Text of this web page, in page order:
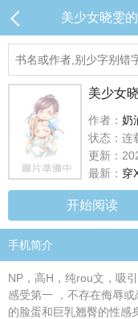
美少女晓雯
美少女
作者： 奶
状态：连
更新：
最新： 穿X
开始阅读
手机简介
NP，高H，纯rou文，吸
感受第一 ，不存在侮辱
的脸蛋和巨乳翘臀的性感